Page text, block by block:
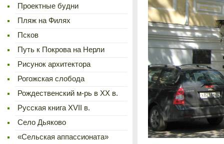
Проектные будни
Пляж на Филях
Псков
Путь к Покрова на Нерли
Рисунок архитектора
Рогожская слобода
Рождественский м-рь в ХХ в.
Русская книга XVII в.
Село Дьяково
«Сельская аппассионата»